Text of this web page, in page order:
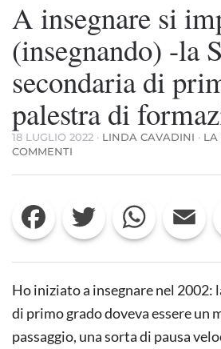
A insegnare si
(insegnando) -la
secondaria di
palestra di
18 LUGLIO 2022 · LINDA CAVADINI · LA
COMMENTI
INSEGNARE
IMPARA
(INSEGNANDO)
-
SCUOLA
DI
PRIMO
GRADO
PALESTRA
Facebook Twitter WhatsApp
Ho iniziato a insegnare nel 2002:
di primo grado doveva essere un
passaggio, una sorta di pausa